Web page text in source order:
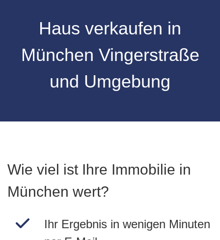
Haus verkaufen in
München Vingerstraße
und Umgebung
Wie viel ist Ihre Immobilie in
München wert?
Ihr Ergebnis in wenigen Minuten